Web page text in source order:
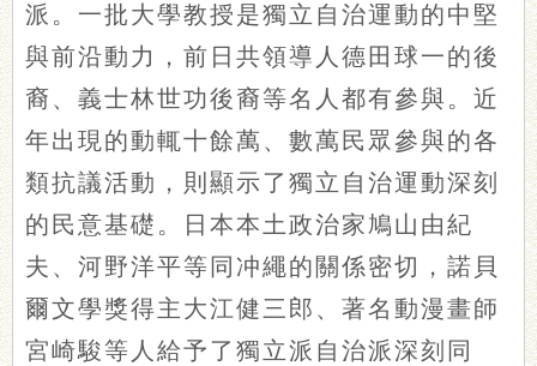
派。一批大學教授是獨立自治運動的中堅
與前沿動力，前日共領導人德田球一的後
裔、義士林世功後裔等名人都有參與。近
年出現的動輒十餘萬、數萬民眾參與的各
類抗議活動，則顯示了獨立自治運動深刻
的民意基礎。日本本土政治家鳩山由紀
夫、河野洋平等同冲繩的關係密切，諾貝
爾文學獎得主大江健三郎、著名動漫畫師
宮崎駿等人給予了獨立派自治派深刻同